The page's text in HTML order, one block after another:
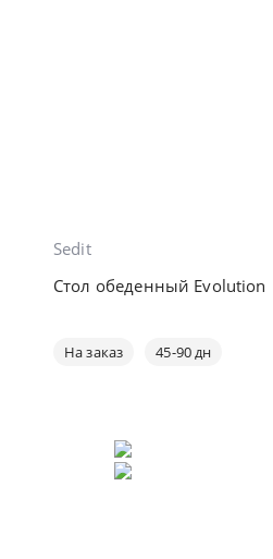
Sedit
Стол обеденный Evolution
На заказ 45-90 дн